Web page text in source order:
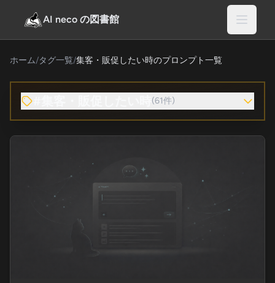
AI neco の図書館
ホーム/タグ一覧/集客・販促したい時のプロンプト一覧
(61件)